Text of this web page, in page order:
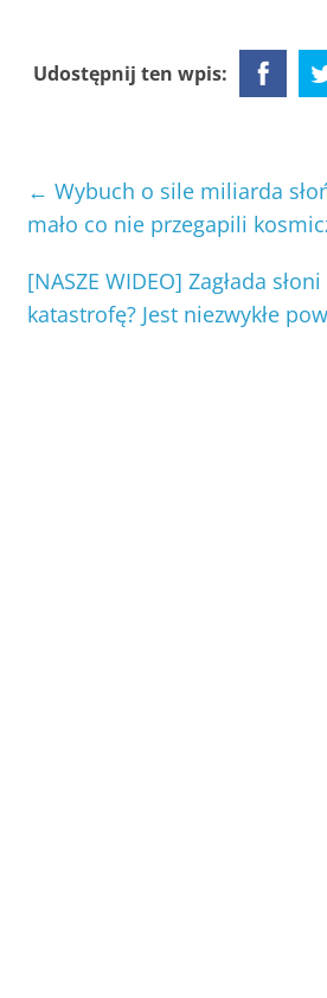
Udostępnij ten wpis:
← Wybuch o sile miliarda
mało co nie przegapili
[NASZE WIDEO] Zagłada
katastrofę? Jest niezwykłe